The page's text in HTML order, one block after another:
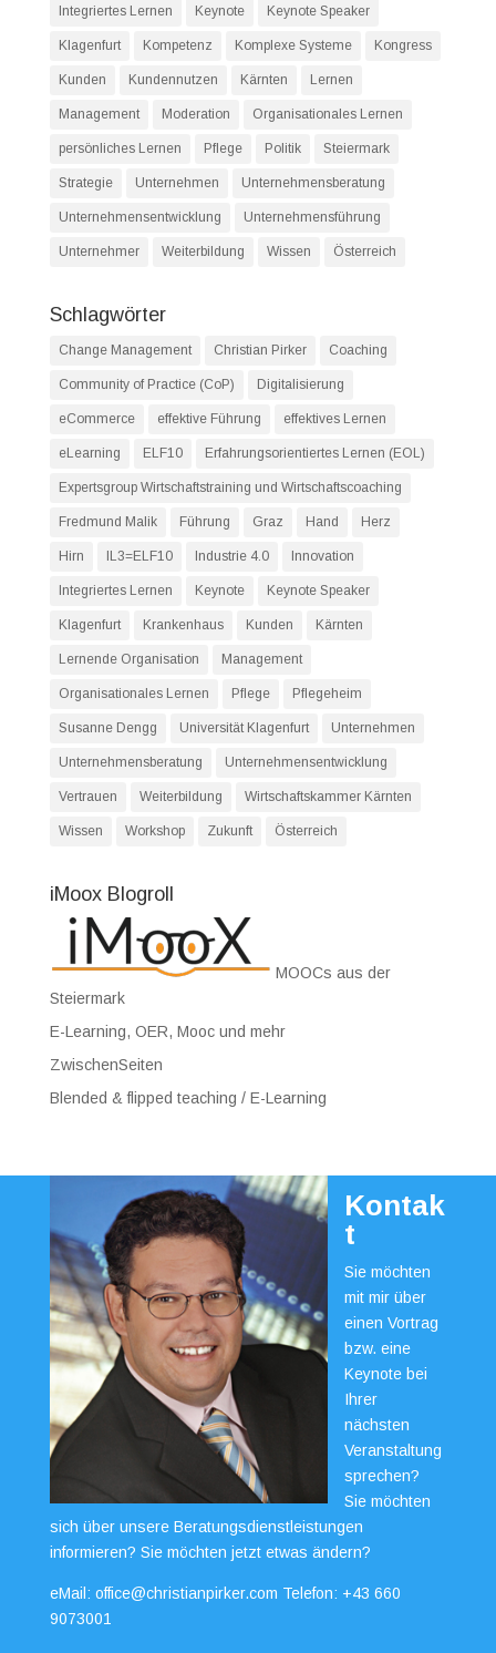
Integriertes Lernen Keynote Keynote Speaker
Klagenfurt Kompetenz Komplexe Systeme Kongress
Kunden Kundennutzen Kärnten Lernen
Management Moderation Organisationales Lernen
persönliches Lernen Pflege Politik Steiermark
Strategie Unternehmen Unternehmensberatung
Unternehmensentwicklung Unternehmensführung
Unternehmer Weiterbildung Wissen Österreich
Schlagwörter
Change Management Christian Pirker Coaching
Community of Practice (CoP) Digitalisierung
eCommerce effektive Führung effektives Lernen
eLearning ELF10 Erfahrungsorientiertes Lernen (EOL)
Expertsgroup Wirtschaftstraining und Wirtschaftscoaching
Fredmund Malik Führung Graz Hand Herz
Hirn IL3=ELF10 Industrie 4.0 Innovation
Integriertes Lernen Keynote Keynote Speaker
Klagenfurt Krankenhaus Kunden Kärnten
Lernende Organisation Management
Organisationales Lernen Pflege Pflegeheim
Susanne Dengg Universität Klagenfurt Unternehmen
Unternehmensberatung Unternehmensentwicklung
Vertrauen Weiterbildung Wirtschaftskammer Kärnten
Wissen Workshop Zukunft Österreich
iMoox Blogroll
MOOCs aus der
Steiermark
E-Learning, OER, Mooc und mehr
ZwischenSeiten
Blended & flipped teaching / E-Learning
Kontak
t
Sie möchten
mit mir über
einen Vortrag
bzw. eine
Keynote bei
Ihrer
nächsten
Veranstaltung
sprechen?
Sie möchten
sich über unsere Beratungsdienstleistungen
informieren? Sie möchten jetzt etwas ändern?
eMail: office@christianpirker.com Telefon: +43 660
9073001